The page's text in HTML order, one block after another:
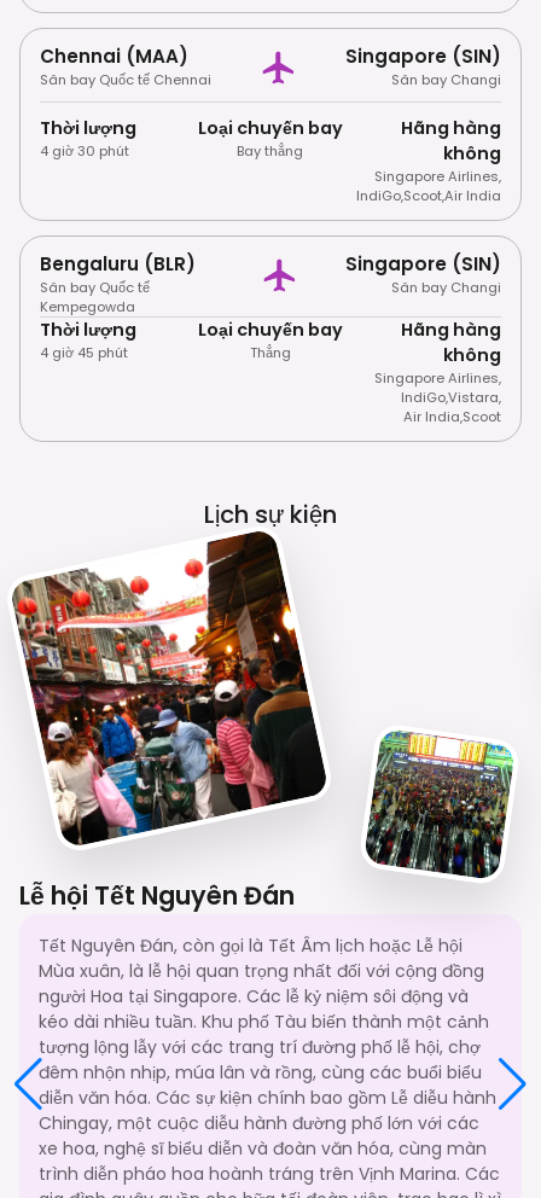
Chennai (MAA)
Sân bay Quốc tế Chennai
Singapore (SIN)
Sân bay Changi
Thời lượng
4 giờ 30 phút
Loại chuyến bay
Bay thẳng
Hãng hàng
không
Singapore Airlines,
IndiGo,Scoot,Air India
Bengaluru (BLR)
Sân bay Quốc tế
Kempegowda
Singapore (SIN)
Sân bay Changi
Thời lượng
4 giờ 45 phút
Loại chuyến bay
Thẳng
Hãng hàng
không
Singapore Airlines,
IndiGo,Vistara,
Air India,Scoot
Lịch sự kiện
Lễ hội Tết Nguyên Đán
Tết Nguyên Đán, còn gọi là Tết Âm lịch hoặc Lễ hội
Mùa xuân, là lễ hội quan trọng nhất đối với cộng đồng
người Hoa tại Singapore. Các lễ kỷ niệm sôi động và
kéo dài nhiều tuần. Khu phố Tàu biến thành một cảnh
tượng lộng lẫy với các trang trí đường phố lễ hội, chợ
đêm nhộn nhịp, múa lân và rồng, cùng các buổi biểu
diễn văn hóa. Các sự kiện chính bao gồm Lễ diễu hành
Chingay, một cuộc diễu hành đường phố lớn với các
xe hoa, nghệ sĩ biểu diễn và đoàn văn hóa, cùng màn
trình diễn pháo hoa hoành tráng trên Vịnh Marina. Các